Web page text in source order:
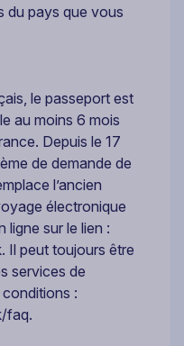
du pays que vous
le passeport est
au moins 6 mois
Depuis le 17
de demande de
l’ancien
électronique
ligne sur le lien :
Il peut toujours être
services de
conditions :
faq.